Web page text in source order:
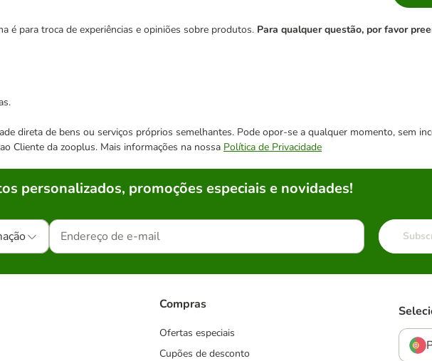
é para troca de experiências e opiniões sobre produtos. Para qualquer questão, por favor
direta de bens ou serviços próprios semelhantes. Pode opor-se a qualquer momento, sem
Cliente da zooplus. Mais informações na nossa Política de Privacidade
personalizados, promoções especiais e novidades!
Compras
Ofertas especiais
Cupões de desconto